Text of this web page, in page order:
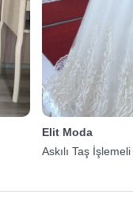
Elit Moda
Askılı Taş